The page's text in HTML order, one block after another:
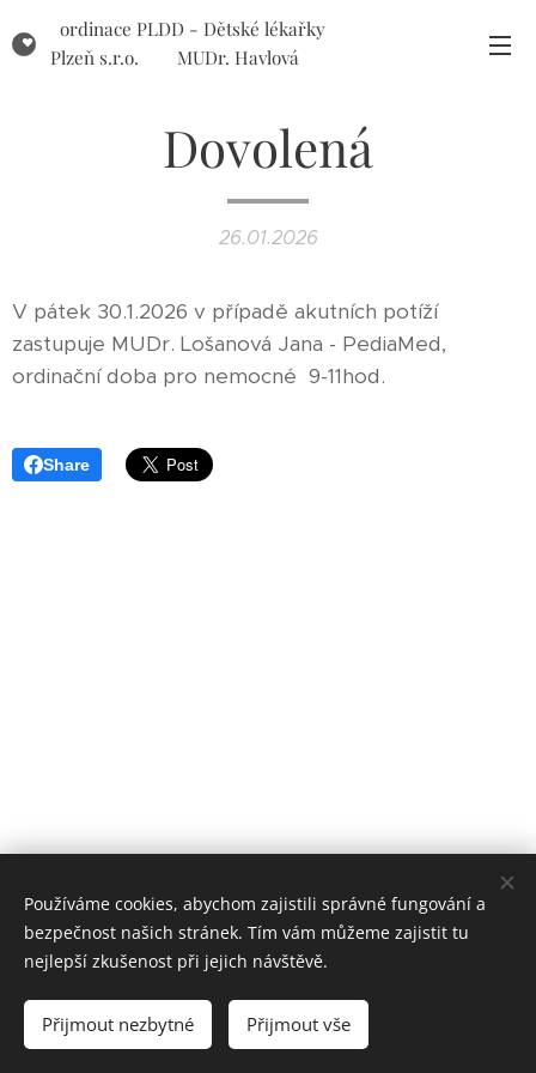
ordinace PLDD - Dětské lékařky
Plzeň s.r.o. MUDr. Havlová
Dovolená
26.01.2026
V pátek 30.1.2026 v případě akutních potíží
zastupuje MUDr. Lošanová Jana - PediaMed,
ordinační doba pro nemocné 9-11hod.
Share
© 2024 Dětské lékařky Plzeň s.r.o.
Vytvořeno službou Webnode
Používáme cookies, abychom zajistili správné fungování a
bezpečnost našich stránek. Tím vám můžeme zajistit tu
nejlepší zkušenost při jejich návštěvě.
Přijmout nezbytné Přijmout vše